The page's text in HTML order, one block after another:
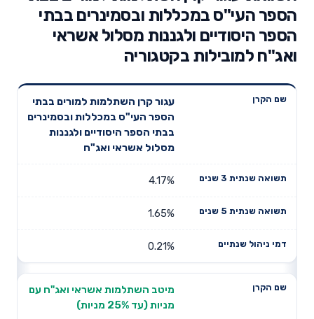
הספר העי"ס במכללות ובסמינרים בבתי
הספר היסודיים ולגננות מסלול אשראי
ואג"ח למובילות בקטגוריה
שנתית 3
תשואה
שנתית 5
שנים
דמי ניהול
שנתיים
עגור קרן השתלמות למורים בבתי
הספר העי"ס במכללות ובסמינרים
בבתי הספר היסודיים ולגננות
מסלול אשראי ואג"ח
4.17%
1.65%
0.21%
מיטב השתלמות אשראי ואג"ח עם
מניות (עד 25% מניות)